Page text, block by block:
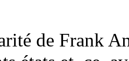
de Frank